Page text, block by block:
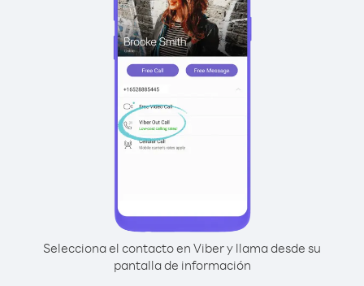
Selecciona el contacto en Viber y llama desde su
pantalla de información